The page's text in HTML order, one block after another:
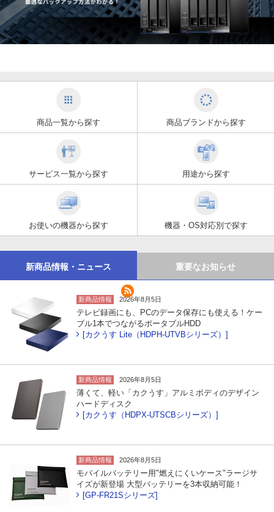
商品一覧から探す 商品ブランドから探す
サービス一覧から探す 用途から探す
お使いの機器から探す 機器・OS対応別で探す
新商品情報・ニュース
新商品情報 2026年8月5日
テレビ録画にも、PCのデータ保存にも使える！ケー
ブル1本でつながるポータブルHDD
[カクうす Lite（HDPH-UTVBシリーズ）]
新商品情報 2026年8月5日
薄くて、軽い「カクうす」アルミボディのデザイン
ハードディスク
[カクうす（HDPX-UTSCBシリーズ）]
新商品情報 2026年8月5日
モバイルバッテリー用"燃えにくいケース"ラージサ
イズが新登場 大型バッテリーを3本収納可能！
[GP-FR21Sシリーズ]
重要なお知らせ